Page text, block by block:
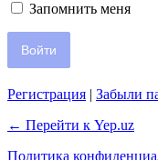
Запомнить меня
Регистрация | Забыли
← Перейти к Yep.uz
Политика